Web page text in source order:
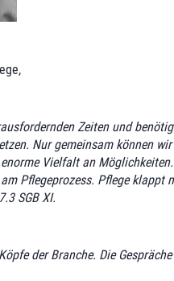
Zeiten und
Nur gemeinsam können
Vielfalt an
Pflegeprozess. Pflege
SGB XI.
der Branche. Die